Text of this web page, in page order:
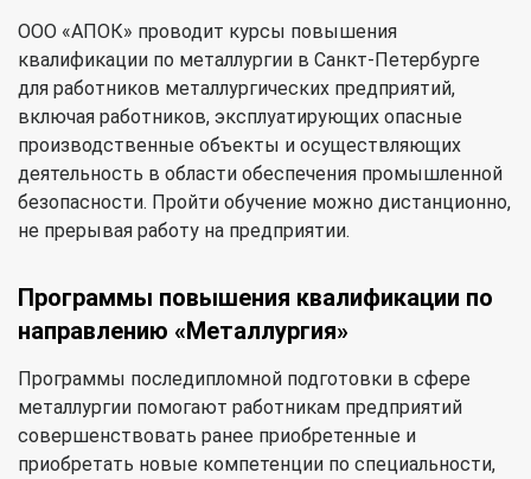
ООО «АПОК» проводит курсы повышения
квалификации по металлургии в Санкт-Петербурге
для работников металлургических предприятий,
включая работников, эксплуатирующих опасные
производственные объекты и осуществляющих
деятельность в области обеспечения промышленной
безопасности. Пройти обучение можно дистанционно,
не прерывая работу на предприятии.
Программы повышения квалификации по
направлению «Металлургия»
Программы последипломной подготовки в сфере
металлургии помогают работникам предприятий
совершенствовать ранее приобретенные и
приобретать новые компетенции по специальности,